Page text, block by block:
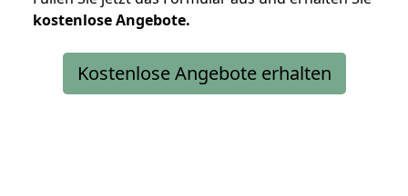
kostenloseAngebote.
Kostenlose Angebote erhalten